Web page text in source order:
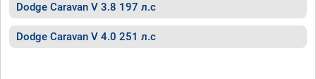
Dodge Caravan V 3.8 197 л.с
Dodge Caravan V 4.0 251 л.с